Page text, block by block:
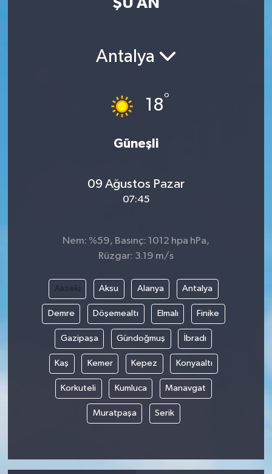
Antalya
18°
Güneşli
09 Ağustos Pazar
07:45
Nem: %59, Basınç: 1012 hpa hPa,
Rüzgar: 3.19 m/s
Akseki Aksu Alanya Antalya
Demre Döşemealtı Elmalı Finike
Gazipaşa Gündoğmuş İbradı
Kaş Kemer Kepez Konyaaltı
Korkuteli Kumluca Manavgat
Muratpaşa Serik